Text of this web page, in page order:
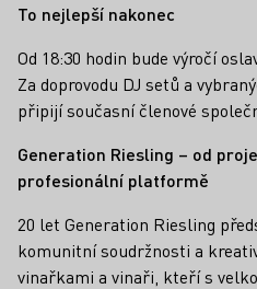
To nejlepší nakonec
Od 18:30 hodin bude výročí
Za doprovodu DJ setů a
připijí současní členové
Generation Riesling – od
profesionální platformě
20 let Generation Riesling
komunitní soudržnosti a
vinařkami a vinaři, kteří s